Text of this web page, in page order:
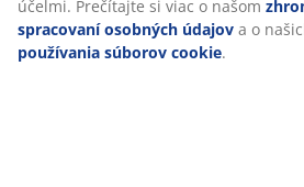
Doprava